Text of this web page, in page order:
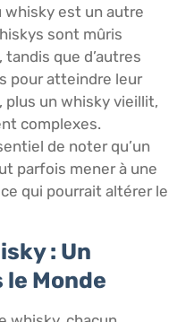
whisky est un autre
sont mûris
que d’autres
pour atteindre leur
plus un whisky vieillit,
complexes.
de noter qu’un
parfois mener à une
qui pourrait altérer le
: Un
le Monde